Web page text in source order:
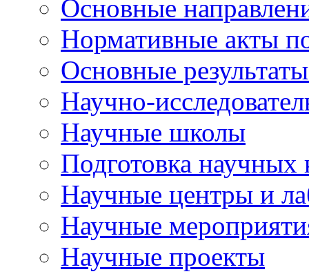
Основные
Нормативные акты
Основные
Научно-
Научные школы
Подготовка научных
Научные центры и
Научные
Научные проекты